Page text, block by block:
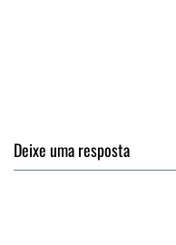
Deixe uma resposta